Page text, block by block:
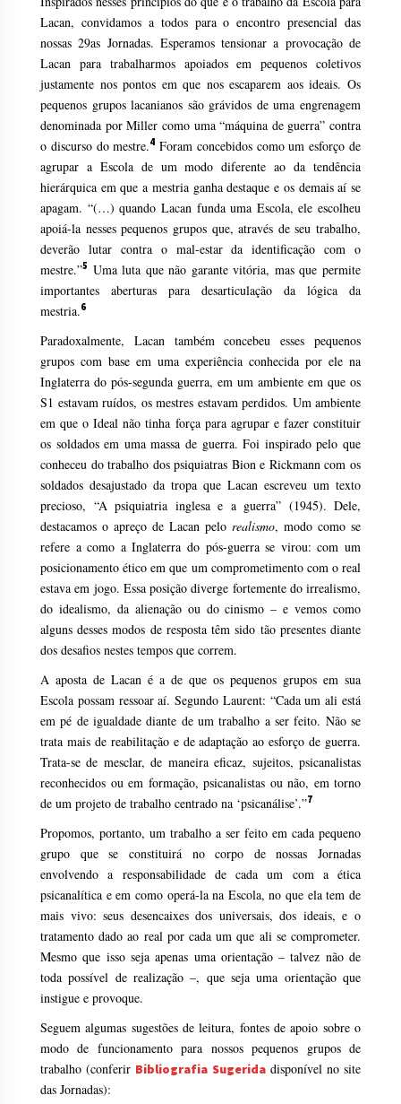
Lacan, convidamos a todos para o encontro presencial das
nossas 29as Jornadas. Esperamos tensionar a provocação de
Lacan para trabalharmos apoiados em pequenos coletivos
justamente nos pontos em que nos escaparem aos ideais. Os
pequenos grupos lacanianos são grávidos de uma engrenagem
denominada por Miller como uma “máquina de guerra” contra
o discurso do mestre.4 Foram concebidos como um esforço de
agrupar a Escola de um modo diferente ao da tendência
hierárquica em que a mestria ganha destaque e os demais aí se
apagam. “(…) quando Lacan funda uma Escola, ele escolheu
apoiá-la nesses pequenos grupos que, através de seu trabalho,
deverão lutar contra o mal-estar da identificação com o
mestre.”5 Uma luta que não garante vitória, mas que permite
importantes aberturas para desarticulação da lógica da
mestria.6
Paradoxalmente, Lacan também concebeu esses pequenos
grupos com base em uma experiência conhecida por ele na
Inglaterra do pós-segunda guerra, em um ambiente em que os
S1 estavam ruídos, os mestres estavam perdidos. Um ambiente
em que o Ideal não tinha força para agrupar e fazer constituir
os soldados em uma massa de guerra. Foi inspirado pelo que
conheceu do trabalho dos psiquiatras Bion e Rickmann com os
soldados desajustado da tropa que Lacan escreveu um texto
precioso, “A psiquiatria inglesa e a guerra” (1945). Dele,
destacamos o apreço de Lacan pelo realismo, modo como se
refere a como a Inglaterra do pós-guerra se virou: com um
posicionamento ético em que um comprometimento com o real
estava em jogo. Essa posição diverge fortemente do irrealismo,
do idealismo, da alienação ou do cinismo – e vemos como
alguns desses modos de resposta têm sido tão presentes diante
dos desafios nestes tempos que correm.
A aposta de Lacan é a de que os pequenos grupos em sua
Escola possam ressoar aí. Segundo Laurent: “Cada um ali está
em pé de igualdade diante de um trabalho a ser feito. Não se
trata mais de reabilitação e de adaptação ao esforço de guerra.
Trata-se de mesclar, de maneira eficaz, sujeitos, psicanalistas
reconhecidos ou em formação, psicanalistas ou não, em torno
de um projeto de trabalho centrado na ‘psicanálise’.”7
Propomos, portanto, um trabalho a ser feito em cada pequeno
grupo que se constituirá no corpo de nossas Jornadas
envolvendo a responsabilidade de cada um com a ética
psicanalítica e em como operá-la na Escola, no que ela tem de
mais vivo: seus desencaixes dos universais, dos ideais, e o
tratamento dado ao real por cada um que ali se comprometer.
Mesmo que isso seja apenas uma orientação – talvez não de
toda possível de realização –, que seja uma orientação que
instigue e provoque.
Seguem algumas sugestões de leitura, fontes de apoio sobre o
modo de funcionamento para nossos pequenos grupos de
trabalho (conferir Bibliografia Sugeridadisponível no site
das Jornadas):